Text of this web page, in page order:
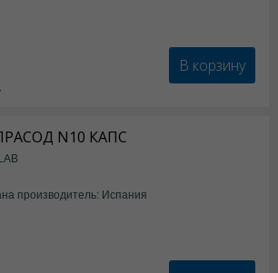
В корзину
N10 КАПС
производитель: Испания